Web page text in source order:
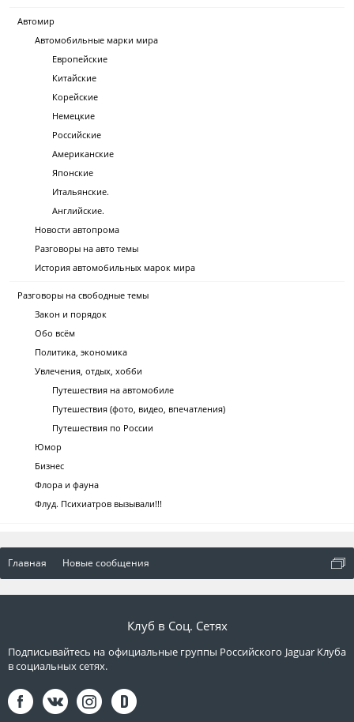
Автомир
Автомобильные марки мира
Европейские
Китайские
Корейские
Немецкие
Российские
Американские
Японские
Итальянские.
Английские.
Новости автопрома
Разговоры на авто темы
История автомобильных марок мира
Разговоры на свободные темы
Закон и порядок
Обо всём
Политика, экономика
Увлечения, отдых, хобби
Путешествия на автомобиле
Путешествия (фото, видео, впечатления)
Путешествия по России
Юмор
Бизнес
Флора и фауна
Флуд. Психиатров вызывали!!!
Главная Новые сообщения
Клуб в Соц. Сетях
Подписывайтесь на официальные группы Российского Jaguar Клуба
в социальных сетях.